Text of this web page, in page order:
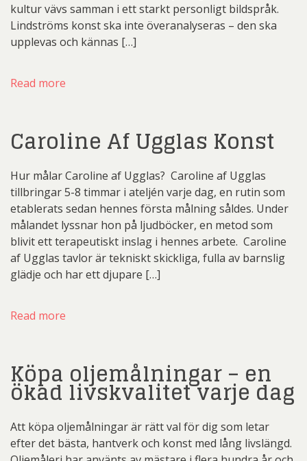
kultur vävs samman i ett starkt personligt bildspråk.
Lindströms konst ska inte överanalyseras – den ska
upplevas och kännas […]
Read more
Caroline Af Ugglas Konst
Hur målar Caroline af Ugglas? Caroline af Ugglas
tillbringar 5-8 timmar i ateljén varje dag, en rutin som
etablerats sedan hennes första målning såldes. Under
målandet lyssnar hon på ljudböcker, en metod som
blivit ett terapeutiskt inslag i hennes arbete. Caroline
af Ugglas tavlor är tekniskt skickliga, fulla av barnslig
glädje och har ett djupare […]
Read more
Köpa oljemålningar – en
ökad livskvalitet varje dag
Att köpa oljemålningar är rätt val för dig som letar
efter det bästa, hantverk och konst med lång livslängd.